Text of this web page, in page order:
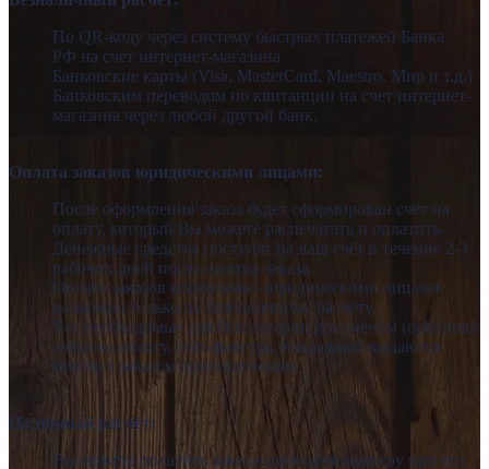
По QR-коду через систему быстрых платежей Банка
РФ на счет интернет-магазина
Банковские карты (Visa, MasterCard, Maestro, Мир и т.д.)
Банковским переводом по квитанции на счет интернет-
магазина через любой другой банк.
Оплата заказов юридическими лицами:
После оформления заказа будет сформирован счёт на
оплату, который Вы можете распечатать и оплатить.
Денежные средства поступят на наш счёт в течение 2-3
рабочих дней после оплаты заказа.
Оплата заказов клиентами - юридическими лицами
возможна только по безналичному расчёту.
Все необходимые для бухгалтерии документы (оригинал
счёта на оплату, счёт-фактура, накладная) выдаются
вместе с заказом при получении.
Наличный расчёт:
Вы можете оплатить заказ наличными курьеру при его